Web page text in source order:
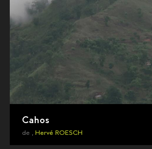
Cahos
de , Hervé ROESCH